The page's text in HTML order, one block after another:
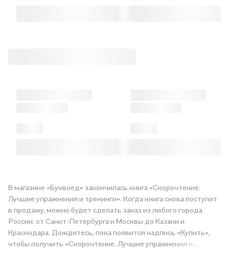
В магазине «Буквоед» закончилась книга «Скорочтение.
Лучшие упражнения и тренинги». Когда книга снова поступит
в продажу, можно будет сделать заказ из любого города
России: от Санкт-Петербурга и Москвы до Казани и
Краснодара. Дождитесь, пока появится надпись «Купить»,
чтобы получить «Скорочтение. Лучшие упражнения и